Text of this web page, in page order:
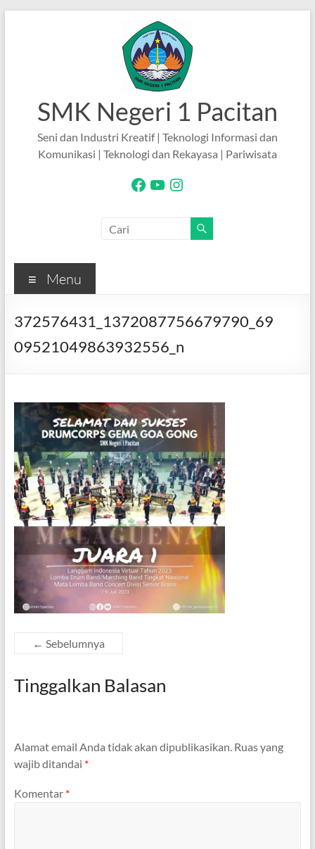
SMK Negeri 1 Pacitan
Seni dan Industri Kreatif | Teknologi Informasi dan
Komunikasi | Teknologi dan Rekayasa | Pariwisata
Facebook
YouTubeInstagram
Menu
372576431_1372087756679790_69
09521049863932556_n
← Sebelumnya
Tinggalkan Balasan
Alamat email Anda tidak akan dipublikasikan. Ruas yang
wajib ditandai *
Komentar *